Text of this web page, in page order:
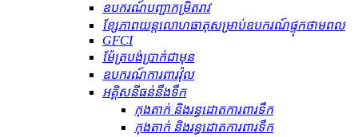
ឧបករណ៍បញ្ជាកម្រិតរាវ
ខ្សែភាពយន្តលោហធាតុសម្រាប់ឧបករណ៍ផ្ទុកថាមពល
GFCI
ម៉ែត្របង់ប្រាក់ជាមុន
ឧបករណ៍ការពារវ៉ុល
អគ្គិសនីធន់នឹងទឹក
កុងតាក់ និងរន្ធដោតការពារទឹក
កុងតាក់ និងរន្ធដោតការពារទឹក